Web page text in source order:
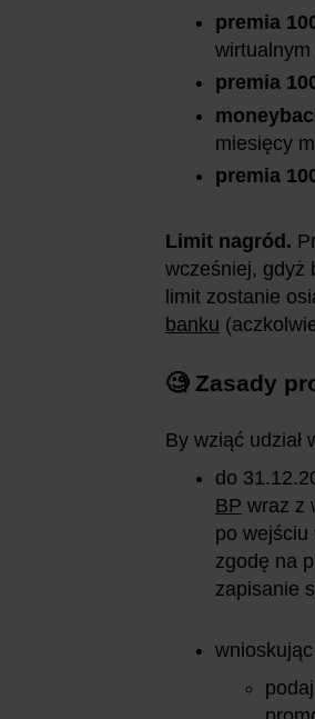
premia
premia
miesięcy
premia
Limit nagród.
wcześniej, gdyż
limit zostanie
banku
🧐 Zasady
By wziąć udział
do
BP wraz z
po wejściu
zgodę na
zapisanie